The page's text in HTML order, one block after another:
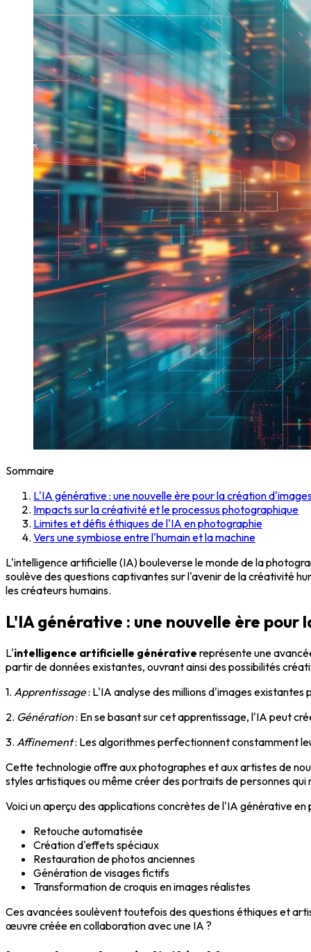
Sommaire
L'IA générative : une nouvelle ère pour la création
Impacts sur la créativité et le processus photographique
Limites et défis éthiques de l'IA en photographie
Vers une symbiose entre l'humain et la machine
L'intelligence artificielle (IA) bouleverse le monde de la
soulève des questions captivantes sur l'avenir de la créativité
les créateurs humains.
L'IA générative : une nouvelle ère pour
L'intelligence artificielle générative représente une
partir de données existantes, ouvrant ainsi des possibilités
1. Apprentissage: L'IA analyse des millions d'images existantes
2. Génération: En se basant sur cet apprentissage, l'IA peut
3. Affinement: Les algorithmes perfectionnent constamment
Cette technologie offre aux photographes et aux artistes de
styles artistiques ou même créer des portraits de personnes qui
Voici un aperçu des applications concrètes de l'IA générative en
Retouche automatisée
Création d'effets spéciaux
Restauration de photos anciennes
Génération de visages fictifs
Transformation de croquis en images réalistes
Ces avancées soulèvent toutefois des questions éthiques et
œuvre créée en collaboration avec une IA ?